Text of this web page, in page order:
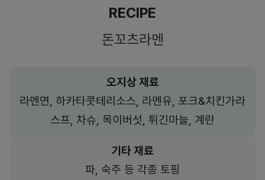
RECIPE
돈꼬츠라멘
오지상 재료
라멘면, 하카타콧테리소스, 라멘유, 포크&치킨가라
스프, 차슈, 목이버섯, 튀긴마늘, 계란
기타 재료
파, 숙주 등 각종 토핑